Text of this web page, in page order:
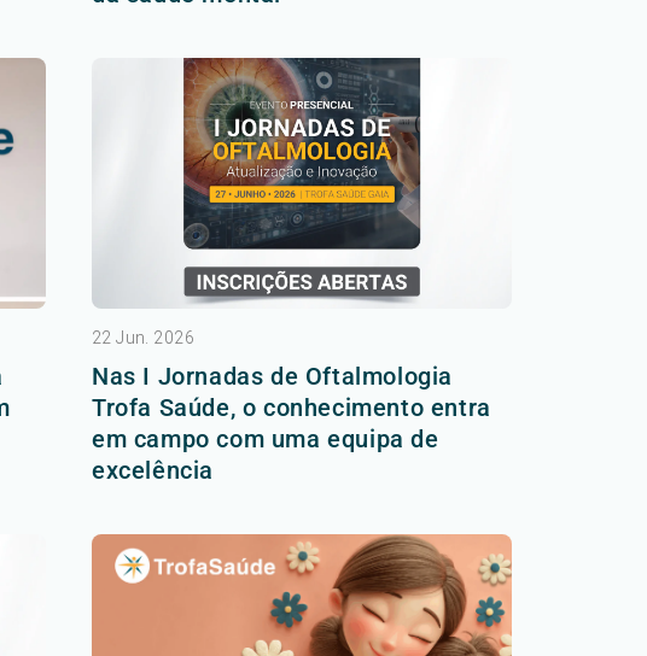
22 Jun. 2026
Nas I Jornadas de Oftalmologia
Trofa Saúde, o conhecimento entra
em campo com uma equipa de
excelência